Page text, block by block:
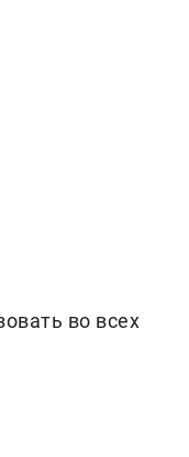
во всех